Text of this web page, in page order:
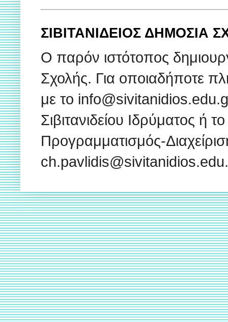
ΣΙΒΙΤΑΝΙΔΕΙΟΣ
Ο παρόν ιστότοπος
Σχολής. Για οποιαδήποτε
με το
Σιβιτανιδείου Ιδρύματος ή
Προγραμματισμός-